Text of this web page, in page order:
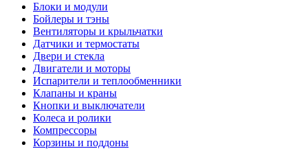
Блоки и модули
Бойлеры и тэны
Вентиляторы и крыльчатки
Датчики и термостаты
Двери и стекла
Двигатели и моторы
Испарители и теплообменники
Клапаны и краны
Кнопки и выключатели
Колеса и ролики
Компрессоры
Корзины и поддоны